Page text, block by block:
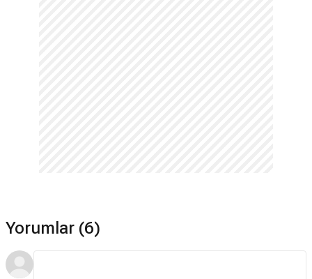
Yorumlar (6)